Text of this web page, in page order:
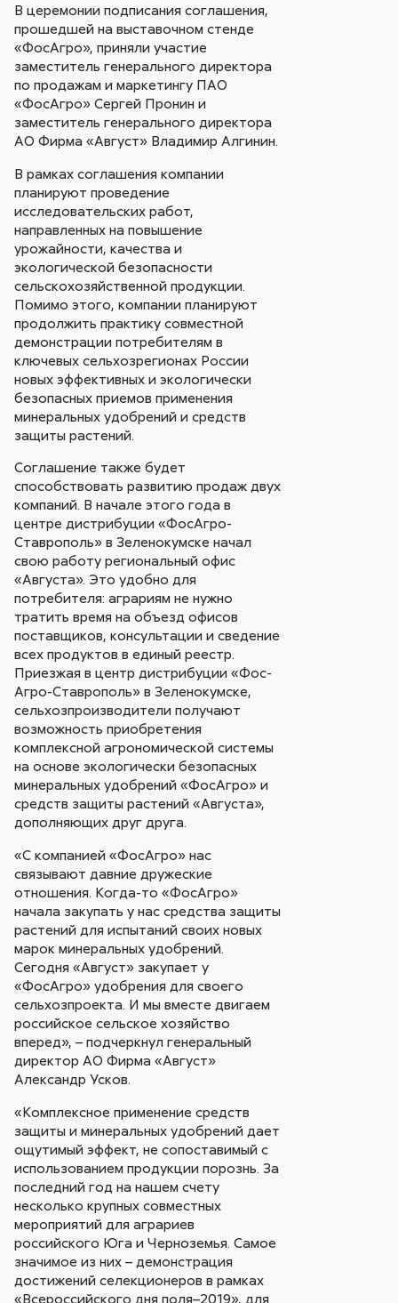
В церемонии подписания соглашения,
прошедшей на выставочном стенде
«ФосАгро», приняли участие
заместитель генерального директора
по продажам и маркетингу ПАО
«ФосАгро» Сергей Пронин и
заместитель генерального директора
АО Фирма «Август» Владимир Алгинин.
В рамках соглашения компании
планируют проведение
исследовательских работ,
направленных на повышение
урожайности, качества и
экологической безопасности
сельскохозяйственной продукции.
Помимо этого, компании планируют
продолжить практику совместной
демонстрации потребителям в
ключевых сельхозрегионах России
новых эффективных и экологически
безопасных приемов применения
минеральных удобрений и средств
защиты растений.
Соглашение также будет
способствовать развитию продаж двух
компаний. В начале этого года в
центре дистрибуции «ФосАгро-
Ставрополь» в Зеленокумске начал
свою работу региональный офис
«Августа». Это удобно для
потребителя: аграриям не нужно
тратить время на объезд офисов
поставщиков, консультации и сведение
всех продуктов в единый реестр.
Приезжая в центр дистрибуции «Фос­
Агро-Ставрополь» в Зеленокумске,
сельхозпроизводители получают
возможность приобретения
комплексной агрономической системы
на основе экологически безопасных
минеральных удобрений «ФосАгро» и
средств защиты растений «Августа»,
дополняющих друг друга.
«С компанией «ФосАгро» нас
связывают давние дружеские
отношения. Когда-то «ФосАгро»
начала закупать у нас средства защиты
растений для испытаний своих новых
марок минеральных удобрений.
Сегодня «Август» закупает у
«ФосАгро» удобрения для своего
сельхозпроекта. И мы вместе двигаем
российское сельское хозяйство
вперед», – подчеркнул генеральный
директор АО Фирма «Август»
Александр Усков.
«Комплексное применение средств
защиты и минеральных удобрений дает
ощутимый эффект, не сопоставимый с
использованием продукции порознь. За
последний год на нашем счету
несколько крупных совместных
мероприятий для аграриев
российского Юга и Черноземья. Cамое
значимое из них – демонстрация
достижений селекционеров в рамках
«Всероссийского дня поля–2019», для